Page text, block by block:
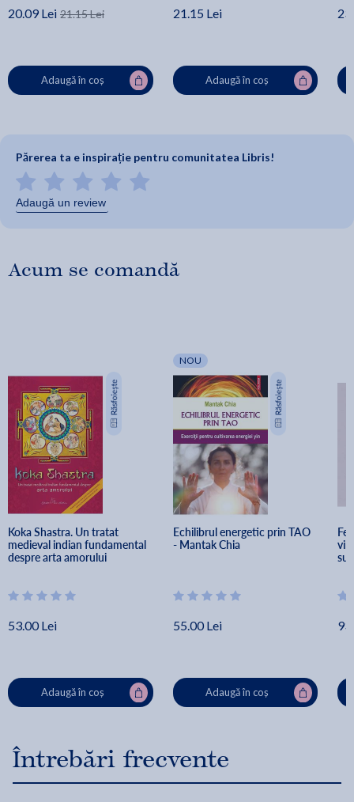
20.09 Lei 21.15 Lei
Adaugă în coș
21.15 Lei
Adaugă în coș
Părerea ta e inspirație pentru comunitatea Libris!
Adaugă un review
Acum se comandă
Koka Shastra. Un tratat
medieval indian fundamental
despre arta amorului
53.00 Lei
Adaugă în coș
NOU
Echilibrul energetic prin TAO
- Mantak Chia
55.00 Lei
Adaugă în coș
Întrebări frecvente